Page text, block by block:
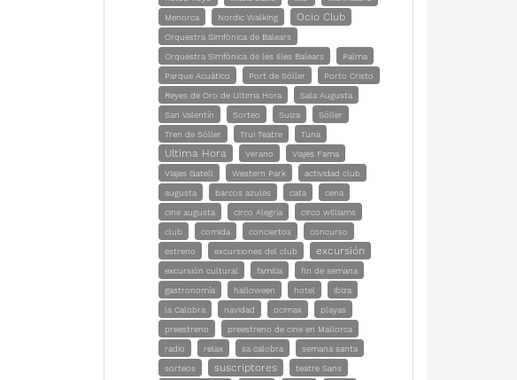
Menorca
Nordic Walking Ocio Club
Orquestra Simfònica de Balears
Orquestra Simfònica de les Illes Balears
Palma
Parque Acuático
Port de Sóller
Porto Cristo
Reyes de Oro de Ultima Hora
Sala Augusta
San Valentín
Sorteo Suiza
Sóller
Tren de Sóller
Trui Teatre Tuna
Ultima Hora Verano
Viajes Fama
Viajes Gatell
Western Park
actividad club
augusta
barcos azules cata
cena
cine augusta
circo Alegría
circo williams
club
comida conciertos
concurso
estreno
excursiones del club excursión
excursión cultural familia
fin de semana
gastronomía
halloween hotel
ibiza
la Calobra
navidad ocimax
playas
preestreno
preestreno de cine en Mallorca
radio
relax sa calobra
semana santa
sorteos
suscriptores
teatre Sans